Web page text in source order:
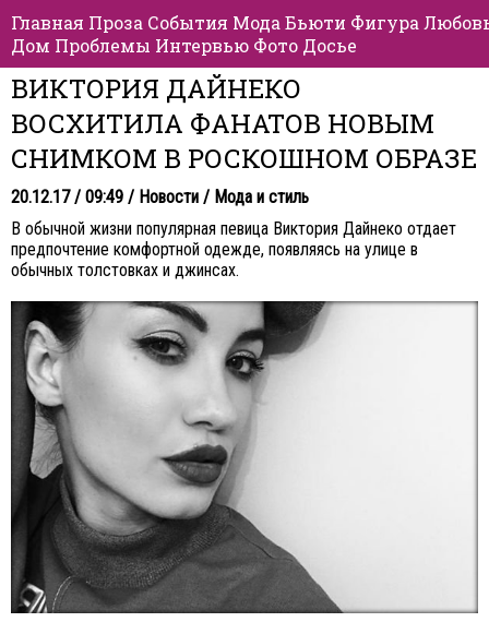
Главная Проза События Мода Бьюти Фигура
Дом Проблемы Интервью Фото Досье
ВИКТОРИЯ ДАЙНЕКО
ВОСХИТИЛА ФАНАТОВ НОВЫМ
СНИМКОМ В РОСКОШНОМ ОБРАЗЕ
20.12.17 / 09:49 / Новости / Мода и стиль
В обычной жизни популярная певица Виктория Дайнеко отдает
предпочтение комфортной одежде, появляясь на улице в
обычных толстовках и джинсах.